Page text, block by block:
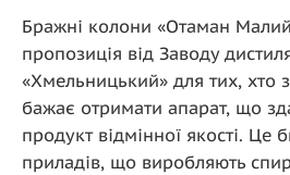
Бражні колони «Отаман
пропозиція від Заводу
«Хмельницький» для тих, хто
бажає отримати апарат, що
продукт відмінної якості. Це
приладів, що виробляють